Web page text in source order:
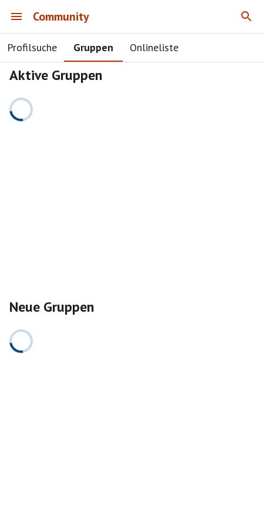
Community
Profilsuche Gruppen Onlineliste
Aktive Gruppen
Neue Gruppen